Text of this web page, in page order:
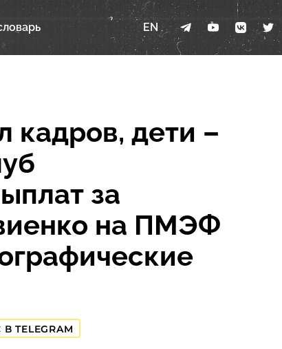
EN
кадров, дети –
за
на ПМЭФ
TELEGRAM